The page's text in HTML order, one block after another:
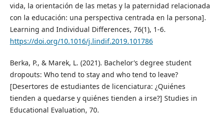
vida, la orientación de las metas y la paternidad relacionada
con la educación: una perspectiva centrada en la persona].
Learning and Individual Differences, 76(1), 1-6.
https://doi.org/10.1016/j.lindif.2019.101786
Berka, P., & Marek, L. (2021). Bachelor’s degree student
dropouts: Who tend to stay and who tend to leave?
[Desertores de estudiantes de licenciatura: ¿Quiénes
tienden a quedarse y quiénes tienden a irse?] Studies in
Educational Evaluation, 70.